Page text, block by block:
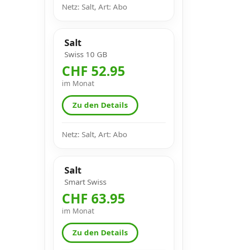
Netz: Salt, Art: Abo
Salt
Swiss 10 GB
CHF 52.95
im Monat
Zu den Details
Netz: Salt, Art: Abo
Salt
Smart Swiss
CHF 63.95
im Monat
Zu den Details